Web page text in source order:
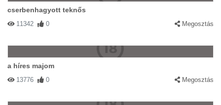
cserbenhagyott teknős
11342 0 Megosztás
a híres majom
13776 0 Megosztás